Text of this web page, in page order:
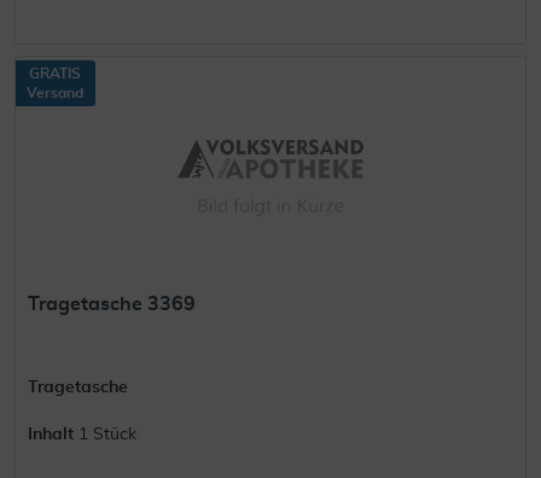
GRATIS
Versand
Tragetasche 3369
Tragetasche
Inhalt 1 Stück